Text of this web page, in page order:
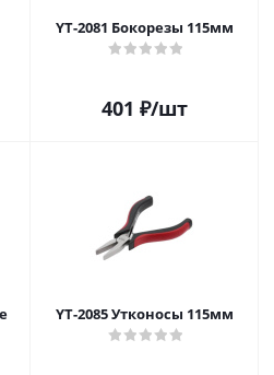
YT-2081 Бокорезы 115мм
401 ₽/шт
YT-2085 Утконосы 115мм